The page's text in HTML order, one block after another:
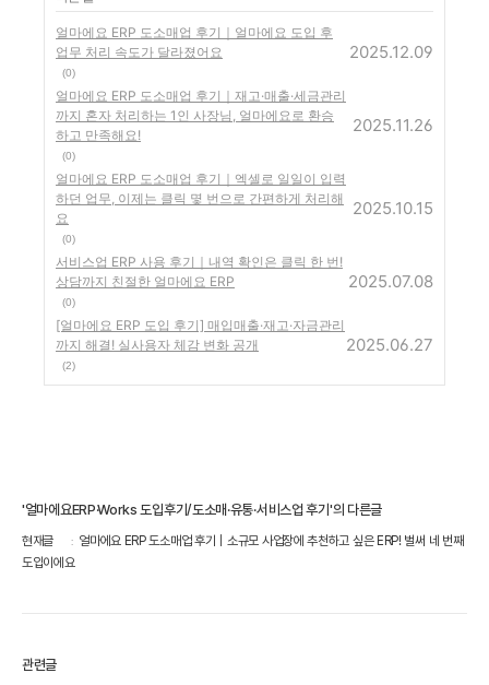
얼마에요 ERP 도소매업 후기｜얼마에요 도입 후
업무 처리 속도가 달라졌어요
(0)
2025.12.09
얼마에요 ERP 도소매업 후기｜재고·매출·세금관리
까지 혼자 처리하는 1인 사장님, 얼마에요로 환승
하고 만족해요!
(0)
2025.11.26
얼마에요 ERP 도소매업 후기｜엑셀로 일일이 입력
하던 업무, 이제는 클릭 몇 번으로 간편하게 처리해
요
(0)
2025.10.15
서비스업 ERP 사용 후기｜내역 확인은 클릭 한 번!
상담까지 친절한 얼마에요 ERP
(0)
2025.07.08
[얼마에요 ERP 도입 후기] 매입매출·재고·자금관리
까지 해결! 실사용자 체감 변화 공개
(2)
2025.06.27
'얼마에요ERP·Works 도입후기/도소매·유통·서비스업 후기'의 다른글
현재글
얼마에요 ERP 도소매업 후기｜소규모 사업장에 추천하고 싶은 ERP! 벌써 네 번째
도입이에요
관련글